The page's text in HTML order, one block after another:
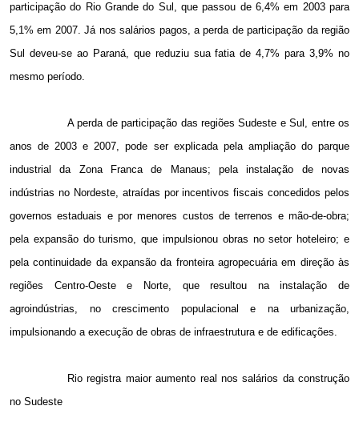
participação do Rio Grande do Sul, que passou de 6,4% em 2003 para
5,1% em 2007. Já nos salários pagos, a perda de participação da região
Sul deveu-se ao Paraná, que reduziu sua fatia de 4,7% para 3,9% no
mesmo período.
A perda de participação das regiões Sudeste e Sul, entre os
anos de 2003 e 2007, pode ser explicada pela ampliação do parque
industrial da Zona Franca de Manaus; pela instalação de novas
indústrias no Nordeste, atraídas por incentivos fiscais concedidos pelos
governos estaduais e por menores custos de terrenos e mão-de-obra;
pela expansão do turismo, que impulsionou obras no setor hoteleiro; e
pela continuidade da expansão da fronteira agropecuária em direção às
regiões Centro-Oeste e Norte, que resultou na instalação de
agroindústrias, no crescimento populacional e na urbanização,
impulsionando a execução de obras de infraestrutura e de edificações.
Rio registra maior aumento real nos salários da construção
no Sudeste